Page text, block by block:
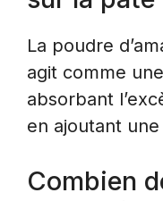
La poudre
agit comme
absorbant
en ajoutant
Combien